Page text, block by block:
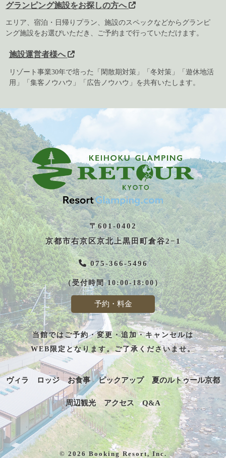
グランピング施設をお探しの方へ
エリア、宿泊・日帰りプラン、施設のスペックなどからグランピ
ング施設をお選びいただき、ご予約まで行っていただけます。
施設運営者様へ
リゾート事業30年で培った「閑散期対策」「冬対策」「遊休地活
用」「集客ノウハウ」「広告ノウハウ」を共有いたします。
〒601-0402
京都市右京区京北上黒田町倉谷2−1
075-366-5496
（受付時間 10:00-18:00）
予約・料金
当館ではご予約・変更・追加・キャンセルは
WEB限定となります。ご了承くださいませ。
ヴィラ ロッジ お食事 ピックアップ 夏のルトゥール京都
周辺観光 アクセス Q&A
© 2026 Booking Resort, Inc.